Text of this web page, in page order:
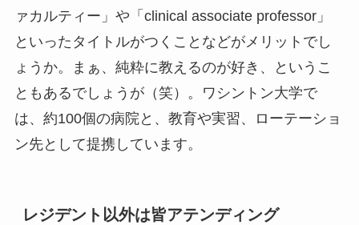
ァカルティー」や「clinical associate professor」
といったタイトルがつくことなどがメリットでし
ょうか。まぁ、純粋に教えるのが好き、というこ
ともあるでしょうが（笑）。ワシントン大学で
は、約100個の病院と、教育や実習、ローテーショ
ン先として提携しています。
レジデント以外は皆アテンディング